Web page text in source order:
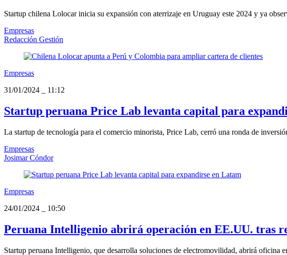
Startup chilena Lolocar inicia su expansión con aterrizaje en Uruguay este 2024 y ya
Empresas
Redacción Gestión
Empresas
31/01/2024
11:12
Startup peruana Price Lab levanta capital para
La startup de tecnología para el comercio minorista, Price Lab, cerró una ronda de
Empresas
Josimar Cóndor
Empresas
24/01/2024
10:50
Peruana Intelligenio abrirá operación en EE.UU. tras
Startup peruana Intelligenio, que desarrolla soluciones de electromovilidad, abrirá oficina